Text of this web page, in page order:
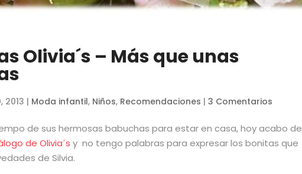
Olivia´s – Más que unas
2013 | Moda infantil, Niños, Recomendaciones |3 Comentarios
de sus hermosas babuchas para estar en casa, hoy acabo de
de Olivia´s y no tengo palabras para expresar los bonitas que
de Silvia.